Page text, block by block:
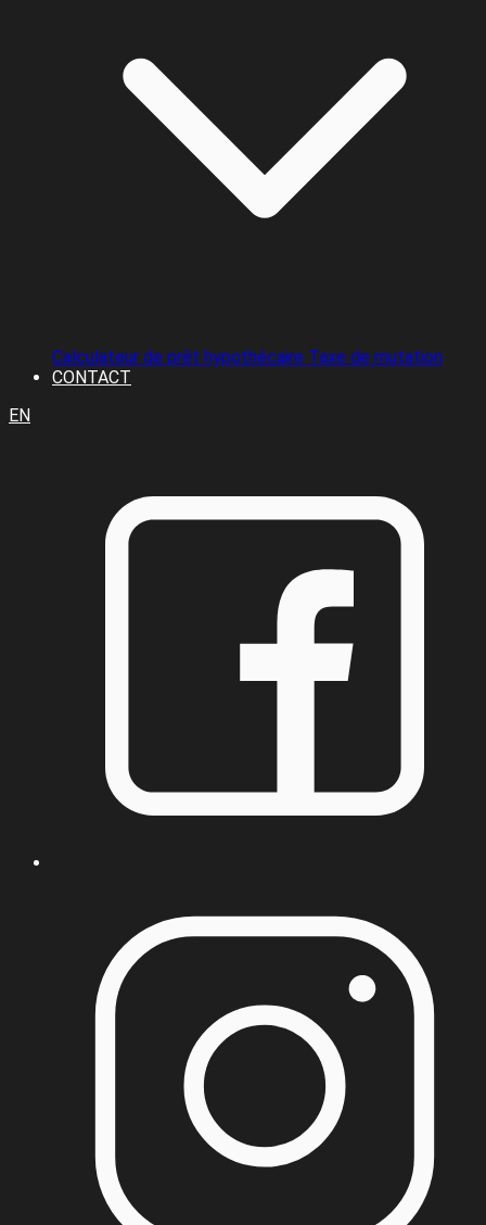
Calculateur de prêt hypothécaire Taxe de mutation
CONTACT
EN